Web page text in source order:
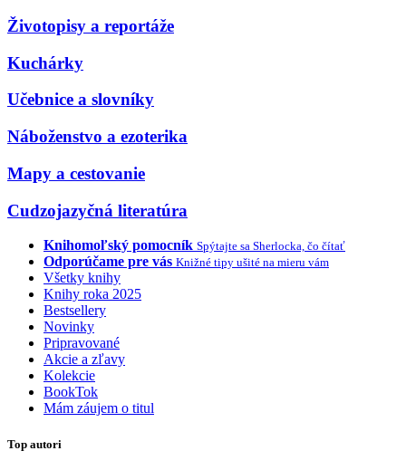
Životopisy a reportáže
Kuchárky
Učebnice a slovníky
Náboženstvo a ezoterika
Mapy a cestovanie
Cudzojazyčná literatúra
Knihomoľský pomocník Spýtajte sa Sherlocka, čo čítať
Odporúčame pre vás Knižné tipy ušité na mieru vám
Všetky knihy
Knihy roka 2025
Bestsellery
Novinky
Pripravované
Akcie a zľavy
Kolekcie
BookTok
Mám záujem o titul
Top autori